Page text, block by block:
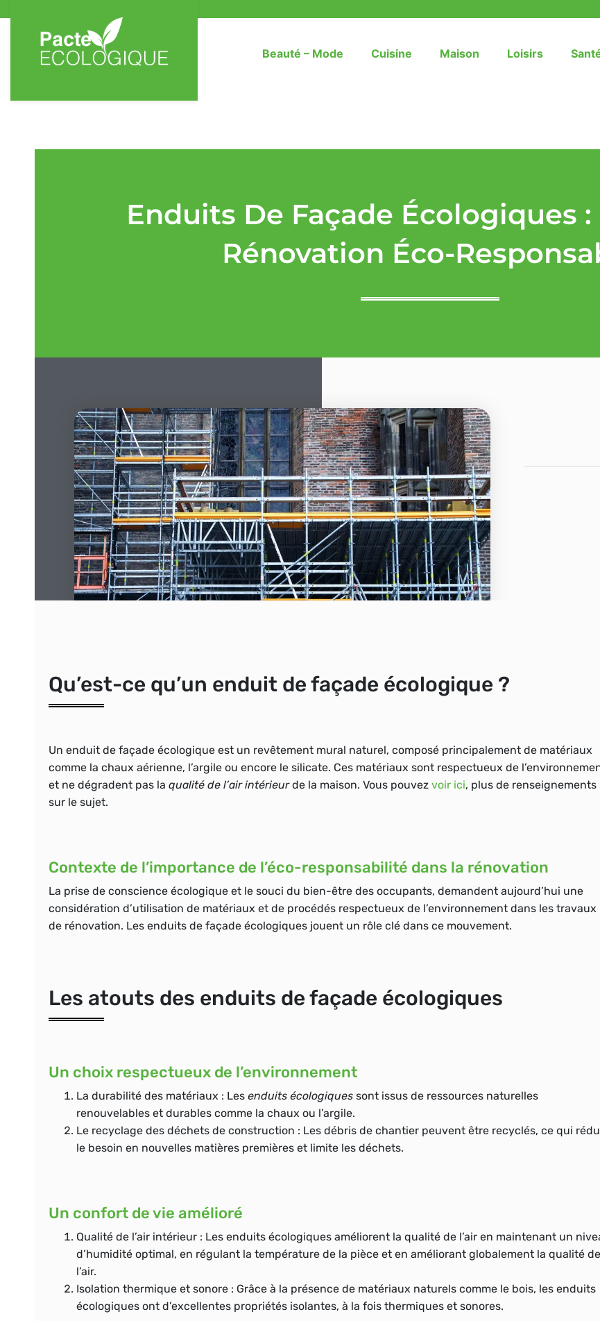
Beauté – Mode Cuisine Maison Loisirs
Enduits De Façade Écologiques
Rénovation Éco-
Qu’est-ce qu’un enduit de façade écologique ?
Un enduit de façade écologique est un revêtement mural naturel, composé principalement de matériaux
comme la chaux aérienne, l’argile ou encore le silicate. Ces matériaux sont respectueux de
et ne dégradent pas la qualité de l’air intérieurde la maison. Vous pouvez voir ici, plus de renseignements
sur le sujet.
Contexte de l’importance de l’éco-responsabilité dans la rénovation
La prise de conscience écologique et le souci du bien-être des occupants, demandent aujourd’hui une
considération d’utilisation de matériaux et de procédés respectueux de l’environnement dans les travaux
de rénovation. Les enduits de façade écologiques jouent un rôle clé dans ce mouvement.
Les atouts des enduits de façade écologiques
Un choix respectueux de l’environnement
La durabilité des matériaux : Les enduits écologiques sont issus de ressources naturelles
renouvelables et durables comme la chaux ou l’argile.
Le recyclage des déchets de construction : Les débris de chantier peuvent être recyclés, ce qui
le besoin en nouvelles matières premières et limite les déchets.
Un confort de vie amélioré
Qualité de l’air intérieur : Les enduits écologiques améliorent la qualité de l’air en maintenant un
d’humidité optimal, en régulant la température de la pièce et en améliorant globalement la qualité de
l’air.
Isolation thermique et sonore : Grâce à la présence de matériaux naturels comme le bois, les enduits
écologiques ont d’excellentes propriétés isolantes, à la fois thermiques et sonores.